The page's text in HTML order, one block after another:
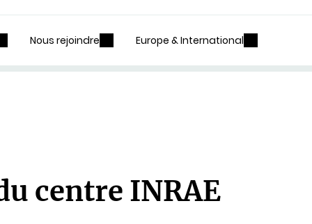
Nous rejoindre Europe & International
centre INRAE